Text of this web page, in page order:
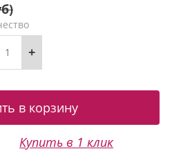
)
+
Купить в 1 клик